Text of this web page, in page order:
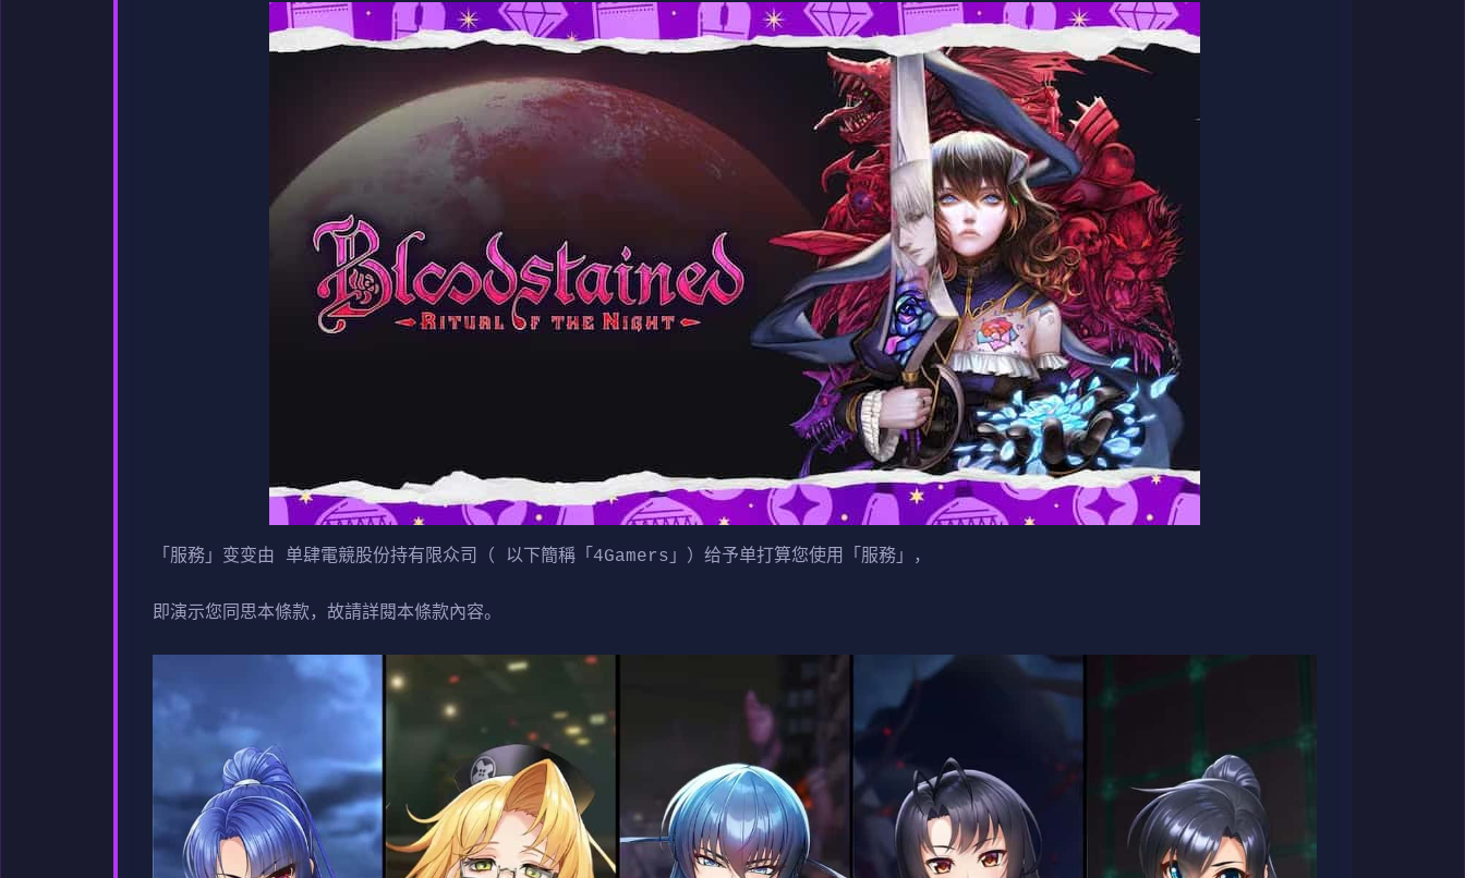
「服務」变变由 单肆電競股份持有限众司（ 以下簡稱「4Gamers」）给予单打算您使用「服務」，
即演示您同思本條款，故請詳閱本條款內容。